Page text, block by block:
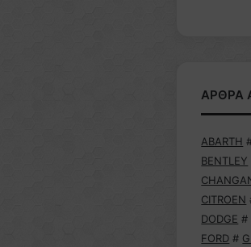
ΑΡΘΡΑ
ABARTH
BENTLEY
CITROEN
DODGE #
FORD #